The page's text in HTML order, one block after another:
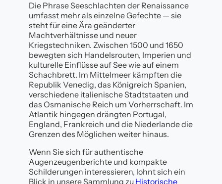
Die Phrase Seeschlachten der Renaissance
umfasst mehr als einzelne Gefechte — sie
steht für eine Ära geänderter
Machtverhältnisse und neuer
Kriegstechniken. Zwischen 1500 und 1650
bewegten sich Handelsrouten, Imperien und
kulturelle Einflüsse auf See wie auf einem
Schachbrett. Im Mittelmeer kämpften die
Republik Venedig, das Königreich Spanien,
verschiedene italienische Stadtstaaten und
das Osmanische Reich um Vorherrschaft. Im
Atlantik hingegen drängten Portugal,
England, Frankreich und die Niederlande die
Grenzen des Möglichen weiter hinaus.
Wenn Sie sich für authentische
Augenzeugenberichte und kompakte
Schilderungen interessieren, lohnt sich ein
Blick in unsere Sammlung zu Historische